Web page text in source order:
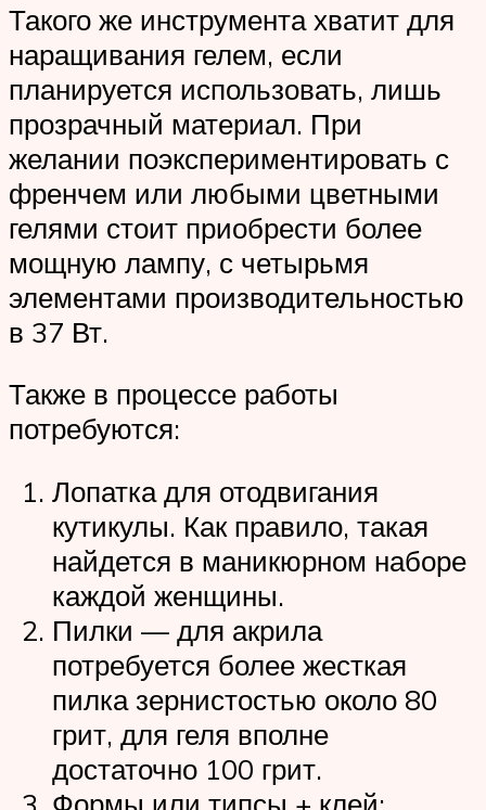
Такого же инструмента хватит для
наращивания гелем, если
планируется использовать, лишь
прозрачный материал. При
желании поэкспериментировать с
френчем или любыми цветными
гелями стоит приобрести более
мощную лампу, с четырьмя
элементами производительностью
в 37 Вт.
Также в процессе работы
потребуются:
Лопатка для отодвигания
кутикулы. Как правило, такая
найдется в маникюрном наборе
каждой женщины.
Пилки — для акрила
потребуется более жесткая
пилка зернистостью около 80
грит, для геля вполне
достаточно 100 грит.